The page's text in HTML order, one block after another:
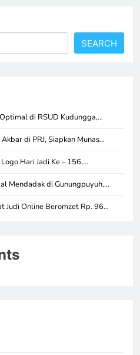
SEARCH
di RSUD Kudungga,…
di PRJ, Siapkan Munas…
Hari Jadi Ke – 156,…
Mendadak di Gunungpuyuh,…
Judi Online Beromzet Rp. 96…